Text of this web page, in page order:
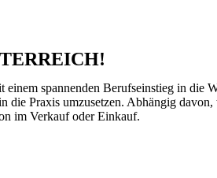
spannenden Berufseinstieg in die
Praxis umzusetzen. Abhängig
im Verkauf oder Einkauf.